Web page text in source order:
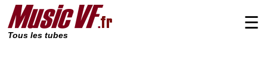
Tous les tubes
☰